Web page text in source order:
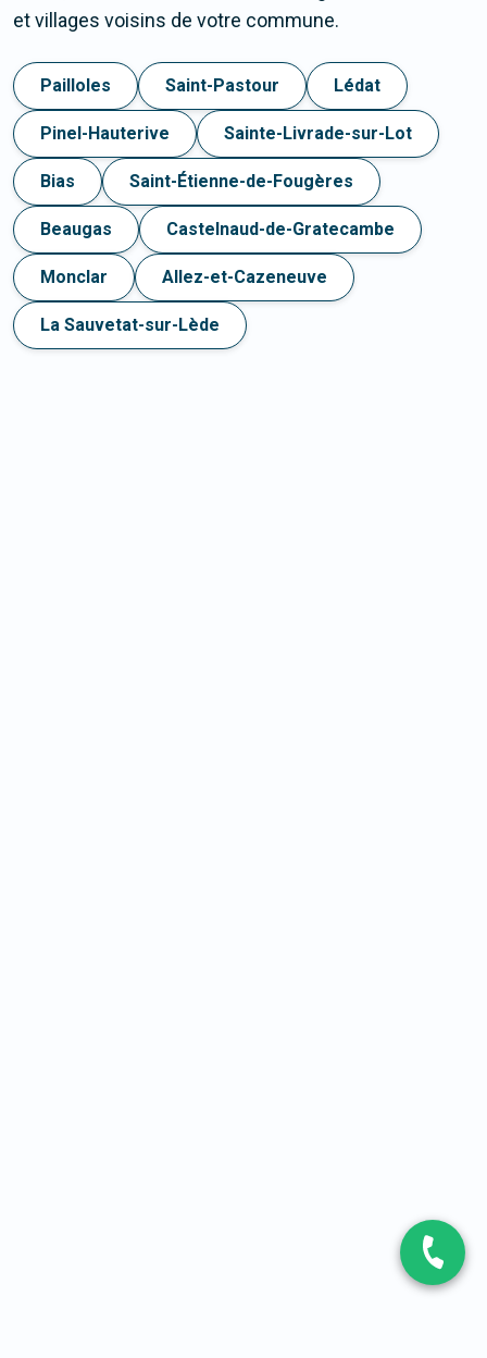
et villages voisins de votre commune.
Pailloles Saint-Pastour Lédat
Pinel-Hauterive Sainte-Livrade-sur-Lot
Bias Saint-Étienne-de-Fougères
Beaugas Castelnaud-de-Gratecambe
Monclar Allez-et-Cazeneuve
La Sauvetat-sur-Lède